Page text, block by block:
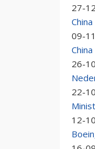
27-
09-
26-
22-
12-